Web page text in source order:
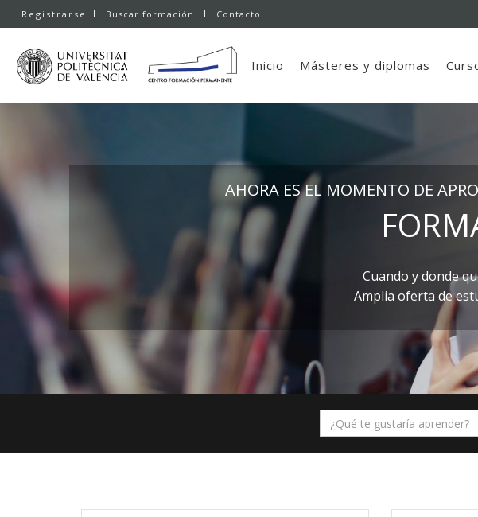
Registrarse Buscar formación Contacto
Inicio Másteres y diplomas
AHORA ES EL MOMENTO DE
Cuando y donde
Amplia oferta de